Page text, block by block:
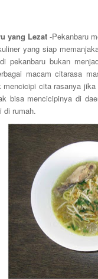
yang Lezat-Pekanbaru
yang siap
pekanbaru bukan
macam citarasa
mencicipi cita rasanya
bisa mencicipinya di
di rumah.